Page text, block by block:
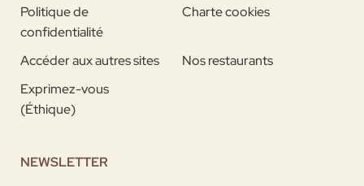
Politique de
confidentialité
Charte cookies
Accéder aux autres sites
Nos restaurants
Exprimez-vous
(Éthique)
NEWSLETTER